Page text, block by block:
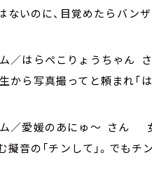
いのに、目覚めたらバン
ム／はらぺこりょうちゃ
ら写真撮ってと頼まれ「
ム／愛媛のあにゅ～ さ
音の「チンして」。でも